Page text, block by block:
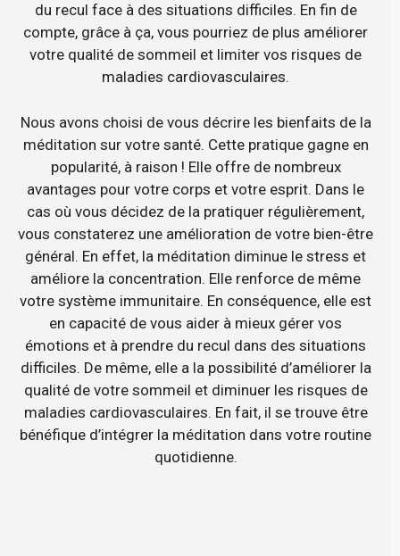
du recul face à des situations difficiles. En fin de
compte, grâce à ça, vous pourriez de plus améliorer
votre qualité de sommeil et limiter vos risques de
maladies cardiovasculaires.
Nous avons choisi de vous décrire les bienfaits de la
méditation sur votre santé. Cette pratique gagne en
popularité, à raison ! Elle offre de nombreux
avantages pour votre corps et votre esprit. Dans le
cas où vous décidez de la pratiquer régulièrement,
vous constaterez une amélioration de votre bien-être
général. En effet, la méditation diminue le stress et
améliore la concentration. Elle renforce de même
votre système immunitaire. En conséquence, elle est
en capacité de vous aider à mieux gérer vos
émotions et à prendre du recul dans des situations
difficiles. De même, elle a la possibilité d’améliorer la
qualité de votre sommeil et diminuer les risques de
maladies cardiovasculaires. En fait, il se trouve être
bénéfique d’intégrer la méditation dans votre routine
quotidienne.